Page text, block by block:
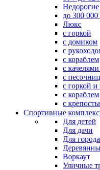
Недорогие
до 300 000
Люкс
с горкой
с домиком
с
с кораблем
с
с
с горкой и
с кораблем
с
Спортивные
Для детей
Для дачи
Для города
Воркаут
Уличные